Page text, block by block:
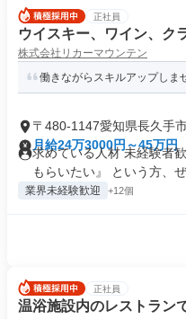
正社員
ウイスキー、ワイン、ク
株式会社リカーマウンテン
働きながらスキルアップしま
〒480-1147愛知県長久手
月給24万3000円～45万円
求めている人材 未経験者
もらいたい』 という方、ぜ
業界未経験歓迎 +12個
正社員
温浴施設内のレストラン